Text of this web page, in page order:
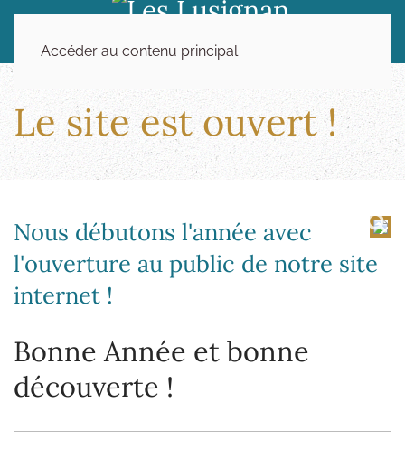
Accéder au contenu principal
Le site est ouvert !
Nous débutons l'année avec
l'ouverture au public de notre site
internet !
Bonne Année et bonne
découverte !